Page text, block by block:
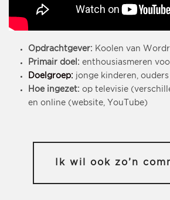
Opdrachtgever: Koolen van
Primair doel: enthousiasmeren
Doelgroep: jonge kinderen,
Hoe ingezet: op televisie
en online (website, YouTube)
Ik wil ook zo’n